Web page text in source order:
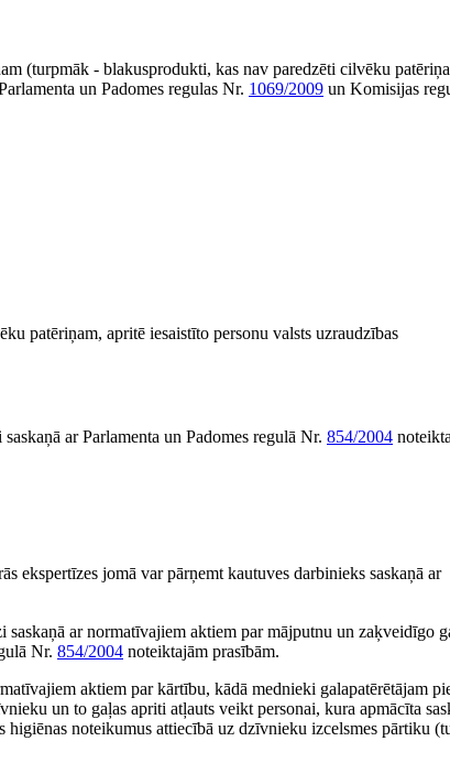
(turpmāk - blakusprodukti, kas nav paredzēti cilvēku
un Padomes regulas Nr. 1069/2009 un Komisijas
patēriņam, apritē iesaistīto personu valsts uzraudzības
ar Parlamenta un Padomes regulā Nr. 854/2004
ekspertīzes jomā var pārņemt kautuves darbinieks saskaņā ar
ar normatīvajiem aktiem par mājputnu un zaķveidīgo
Nr. 854/2004 noteiktajām prasībām.
aktiem par kārtību, kādā mednieki galapatērētājam
un to gaļas apriti atļauts veikt personai, kura apmācīta
higiēnas noteikumus attiecībā uz dzīvnieku izcelsmes pārtiku